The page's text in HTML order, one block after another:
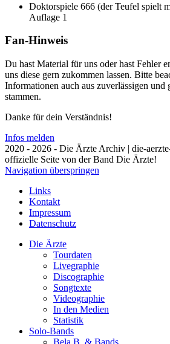
Doktorspiele 666 (der Teufel spielt
Auflage 1
Fan-Hinweis
Du hast Material für uns oder hast Fehler
uns diese gern zukommen lassen. Bitte
Informationen auch aus zuverlässigen und
stammen.
Danke für dein Verständnis!
Infos melden
2020 - 2026 - Die Ärzte Archiv | die-
offizielle Seite von der Band Die Ärzte!
Navigation überspringen
Links
Kontakt
Impressum
Datenschutz
Die Ärzte
Tourdaten
Livegraphie
Discographie
Songtexte
Videographie
In den Medien
Statistik
Solo-Bands